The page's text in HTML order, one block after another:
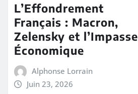
L’Effondrement
Français : Macron,
Zelensky et l’Impasse
Économique
Alphonse Lorrain
Juin 23, 2026